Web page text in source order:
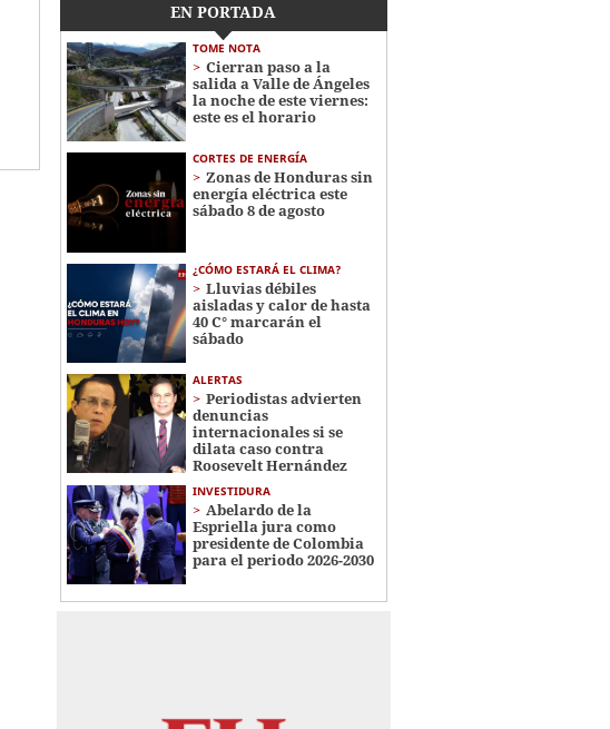
EN PORTADA
TOME NOTA
Cierran paso a la
salida a Valle de Ángeles
la noche de este viernes:
este es el horario
CORTES DE ENERGÍA
Zonas de Honduras sin
energía eléctrica este
sábado 8 de agosto
¿CÓMO ESTARÁ EL CLIMA?
Lluvias débiles
aisladas y calor de hasta
40 C° marcarán el
sábado
ALERTAS
Periodistas advierten
denuncias
internacionales si se
dilata caso contra
Roosevelt Hernández
INVESTIDURA
Abelardo de la
Espriella jura como
presidente de Colombia
para el periodo 2026-2030